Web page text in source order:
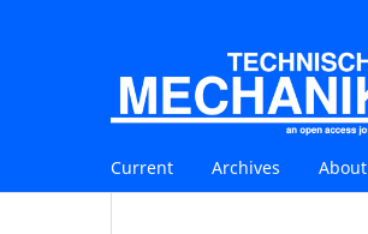
Current Archives About